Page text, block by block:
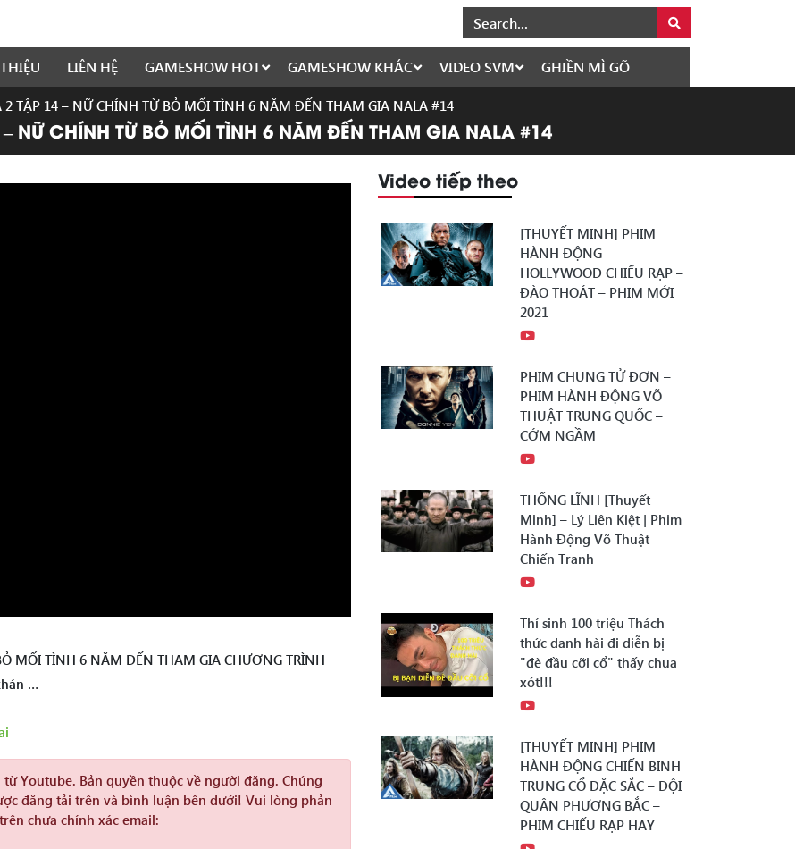
LIÊN HỆ GAMESHOW HOT GAMESHOW KHÁC VIDEO SVM GHIỀN MÌ GÕ
2 TẬP 14 – NỮ CHÍNH TỪ BỎ MỐI TÌNH 6 NĂM ĐẾN THAM GIA NALA #14
NỮ CHÍNH TỪ BỎ MỐI TÌNH 6 NĂM ĐẾN THAM GIA NALA #14
MỐI TÌNH 6 NĂM ĐẾN THAM GIA CHƯƠNG TRÌNH
…
Youtube. Bản quyền thuộc về người đăng. Chúng
đăng tải trên và bình luận bên dưới! Vui lòng phản
chưa chính xác email:
Video tiếp theo
[THUYẾT MINH] PHIM
HÀNH ĐỘNG
HOLLYWOOD CHIẾU RẠP –
ĐÀO THOÁT – PHIM MỚI
2021
PHIM CHUNG TỬ ĐƠN –
PHIM HÀNH ĐỘNG VÕ
THUẬT TRUNG QUỐC –
CỚM NGẦM
THỐNG LĨNH [Thuyết
Minh] – Lý Liên Kiệt | Phim
Hành Động Võ Thuật
Chiến Tranh
Thí sinh 100 triệu Thách
thức danh hài đi diễn bị
"đè đầu cỡi cổ" thấy chua
xót!!!
[THUYẾT MINH] PHIM
HÀNH ĐỘNG CHIẾN BINH
TRUNG CỔ ĐẶC SẮC – ĐỘI
QUÂN PHƯƠNG BẮC –
PHIM CHIẾU RẠP HAY